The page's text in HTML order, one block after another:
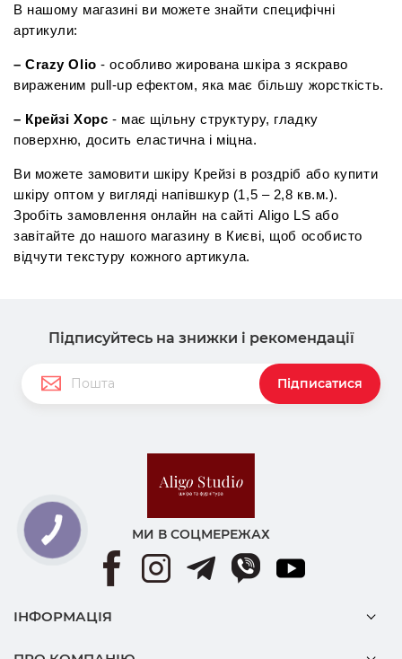
В нашому магазині ви можете знайти специфічні
артикули:
– Crazy Olio - особливо жирована шкіра з яскраво
вираженим pull-up ефектом, яка має більшу жорсткість.
– Крейзі Хорс - має щільну структуру, гладку
поверхню, досить еластична і міцна.
Ви можете замовити шкіру Крейзі в роздріб або купити
шкіру оптом у вигляді напівшкур (1,5 – 2,8 кв.м.).
Зробіть замовлення онлайн на сайті Aligo LS або
завітайте до нашого магазину в Києві, щоб особисто
відчути текстуру кожного артикула.
Підписуйтесь на знижки і рекомендації
Підписатися
МИ В СОЦМЕРЕЖАХ
ІНФОРМАЦІЯ